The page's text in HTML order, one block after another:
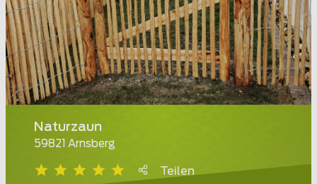
Naturzaun
59821 Arnsberg
Teilen